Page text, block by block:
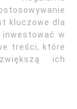
kluczowe dla
inwestować w
treści, które
ich